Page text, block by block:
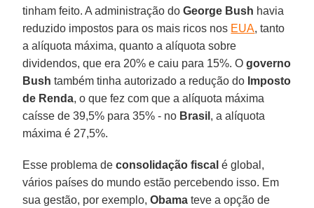
tinham feito. A administração do George Bush havia
reduzido impostos para os mais ricos nos EUA, tanto
a alíquota máxima, quanto a alíquota sobre
dividendos, que era 20% e caiu para 15%. Ogoverno
Bush também tinha autorizado a redução do Imposto
de Renda, o que fez com que a alíquota máxima
caísse de 39,5% para 35% - no Brasil , a alíquota
máxima é 27,5%.
Esse problema deconsolidação fiscal é global,
vários países do mundo estão percebendo isso. Em
sua gestão, por exemplo,Obama teve a opção de